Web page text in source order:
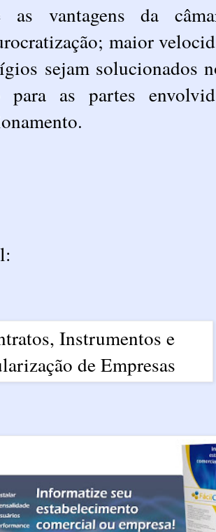
as vantagens da
maior
sejam solucionados
para as partes